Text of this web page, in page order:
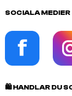
SOCIALA MEDIER
🛍️HANDLAR DU